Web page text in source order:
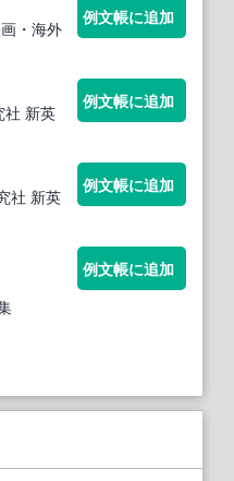
・海外
例文帳に追加
社 新英
例文帳に追加
社 新英
例文帳に追加
例文帳に追加